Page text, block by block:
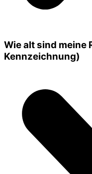
Wie alt sind meine
Kennzeichnung)